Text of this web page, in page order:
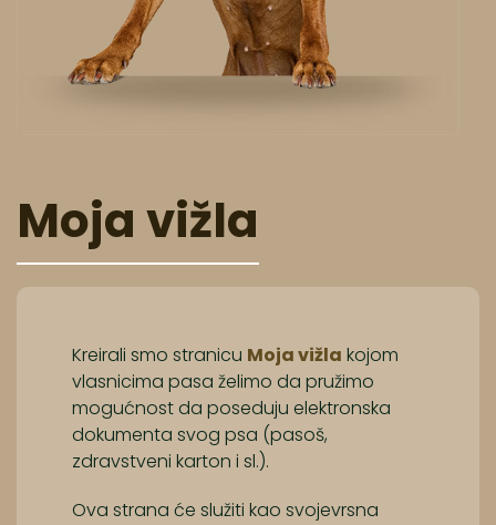
Moja vižla
Kreirali smo stranicu Moja vižla kojom
vlasnicima pasa želimo da pružimo
mogućnost da poseduju elektronska
dokumenta svog psa (pasoš,
zdravstveni karton i sl.).
Ova strana će služiti kao svojevrsna